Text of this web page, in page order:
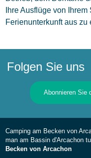
Ihre Ausflüge von
Ferienunterkunft aus zu
Folgen Sie uns
Abonnieren Sie
Camping am Becken von
man am Bassin d'Arcachon
Becken von Arcachon